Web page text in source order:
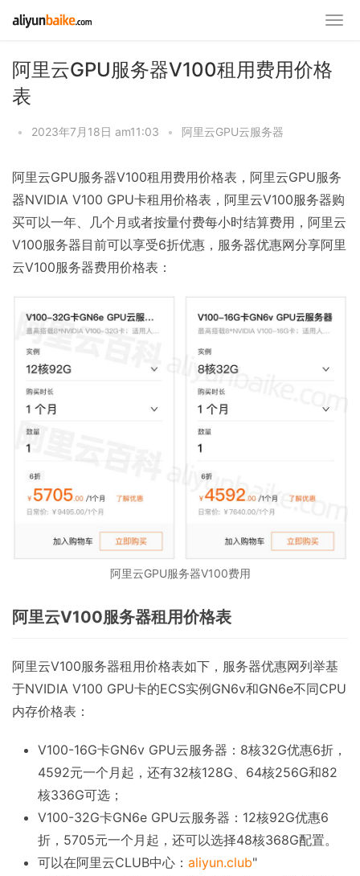
阿里云GPU服务器V100租用费用价格
表
• 2023年7月18日 am11:03 • 阿里云GPU云服务器
阿里云GPU服务器V100租用费用价格表，阿里云GPU服务
器NVIDIA V100 GPU卡租用价格表，阿里云V100服务器购
买可以一年、几个月或者按量付费每小时结算费用，阿里云
V100服务器目前可以享受6折优惠，服务器优惠网分享阿里
云V100服务器费用价格表：
阿里云GPU服务器V100费用
阿里云V100服务器租用价格表
阿里云V100服务器租用价格表如下，服务器优惠网列举基
于NVIDIA V100 GPU卡的ECS实例GN6v和GN6e不同CPU
内存价格表：
V100-16G卡GN6v GPU云服务器：8核32G优惠6折，
4592元一个月起，还有32核128G、64核256G和82
核336G可选；
V100-32G卡GN6e GPU云服务器：12核92G优惠6
折，5705元一个月起，还可以选择48核368G配置。
可以在阿里云CLUB中心： aliyun.club"